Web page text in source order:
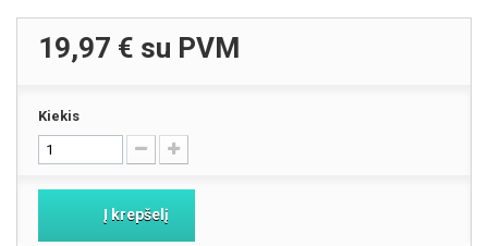
19,97 € su PVM
Kiekis
Į krepšelį